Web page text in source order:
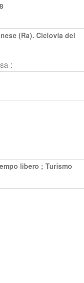
(Ra). Ciclovia del
:
libero ; Turismo